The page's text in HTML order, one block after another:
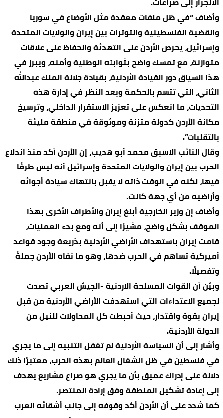
وأضاف “في ظل ملفات معقدة مثل الأوضاع في سوريا
والقضية الفلسطينية والتوترات بين إيران والولايات المتحدة
وإسرائيل، يحرص الأردن على التهدئة والحفاظ على علاقات
متوازنة، مع تمسك واضح بثوابته الوطنية وأمنه، ويبرز في
هذا السياق دور القيادة الأردنية، بقيادة جلالة الملك عبدالله
الثاني، التي تتسم بالحكمة وبعد النظر في إدارة هذه
التحديات، ما انعكس على تعزيز الاستقرار الداخلي، وترسيخ
مكانة الأردن كدولة متزنة وموثوقة في منطقة مليئة
بالتقلبات”.
وقال النائب الاسبق محمد أبو هديب، إن الأردن أكد منذ اندلاع
الحرب بين إيران والولايات المتحدة وإسرائيل أنه ليس طرفًا
فيها، لكنه في الوقت ذاته لا يقبل بانتهاك سيادة أجوائه
وأراضيه من أي جهة كانت.
وأضاف إن وزير الخارجية أبلغ إيران والأطراف الأخرى بهذا
الموقف بشكل واضح، مشيرًا إلى أنه ومع بدء العمليات،
قامت إيران باستهداف الأراضي الأردنية بذريعة وجود قواعد
أميركية تساهم في الحرب ضدها، وهو ما نفاه الأردن جملةً
وتفصيلًا.
وبيّن أن القوات المسلحة الاردنية -الجيش العربي تصدت
لجميع الاعتداءات التي استهدفت الأراضي الأردنية من قبل
إيران بقوة واقتدار، حيث أحبطت كل المحاولات للنيل من
الدولة الأردنية.
وأشار إلى أن السياسة الأردنية لم تغفل التنبيه إلى ما يجري
في فلسطين في ظل انشغال العالم بهذه الحرب، معتبرًا ذلك
دلالة على إدراك عميق بأن ما يجري هو صراع مشاريع يهدف
إلى إعادة تشكيل المنطقة وفق إرادة المنتصر.
كما شدد على أن الأردن أكد وقوفه إلى جانب أشقائه العرب